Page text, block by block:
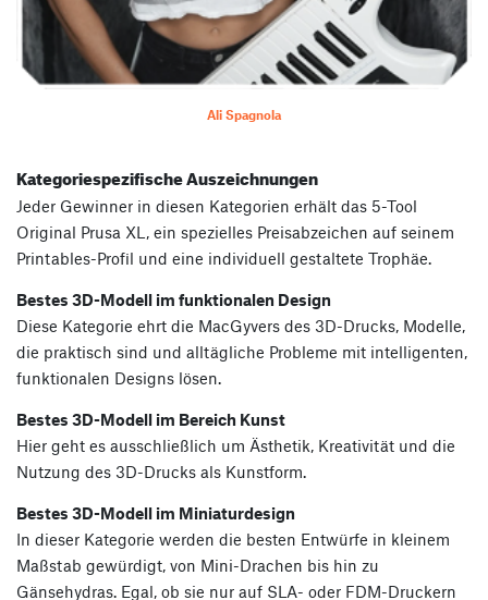
Ali Spagnola
Kategoriespezifische Auszeichnungen
Jeder Gewinner in diesen Kategorien erhält das 5-Tool
Original Prusa XL, ein spezielles Preisabzeichen auf seinem
Printables-Profil und eine individuell gestaltete Trophäe.
Bestes 3D-Modell im funktionalen Design
Diese Kategorie ehrt die MacGyvers des 3D-Drucks, Modelle,
die praktisch sind und alltägliche Probleme mit intelligenten,
funktionalen Designs lösen.
Bestes 3D-Modell im Bereich Kunst
Hier geht es ausschließlich um Ästhetik, Kreativität und die
Nutzung des 3D-Drucks als Kunstform.
Bestes 3D-Modell im Miniaturdesign
In dieser Kategorie werden die besten Entwürfe in kleinem
Maßstab gewürdigt, von Mini-Drachen bis hin zu
Gänsehydras. Egal, ob sie nur auf SLA- oder FDM-Druckern